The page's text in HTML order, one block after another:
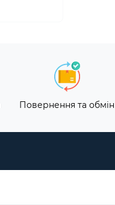
Повернення та обмін